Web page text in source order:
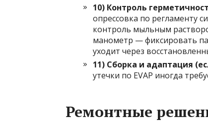
10) Контроль
опрессовка по регламенту
контроль мыльным
манометр — фиксировать
уходит через
11) Сборка и адаптация
утечки по EVAP иногда
Ремонтные